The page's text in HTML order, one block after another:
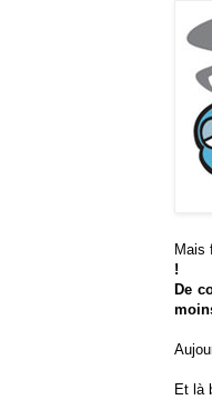
Mais
!
De
Et là